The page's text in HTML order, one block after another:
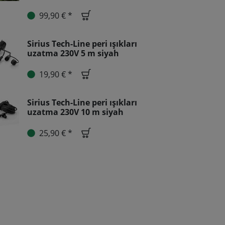
99,90 € *
Sirius Tech-Line peri ışıkları
uzatma 230V 5 m siyah
19,90 € *
Sirius Tech-Line peri ışıkları
uzatma 230V 10 m siyah
25,90 € *